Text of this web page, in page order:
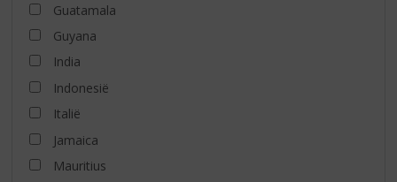
Guatamala
Guyana
India
Indonesië
Italië
Jamaica
Mauritius